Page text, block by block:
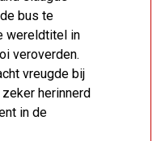
bus te
wereldtitel in
veroverden.
vreugde bij
herinnerd
in de